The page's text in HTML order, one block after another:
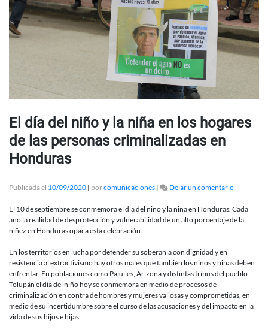
El día del niño y la niña en los hogares
de las personas criminalizadas en
Honduras
Publicada el 10/09/2020 | porcomunicaciones | Dejar un comentarioen
día
del
niña
en
hogares
de
El 10 de septiembre se conmemora el día del niño y la niña en Honduras. Cada
año la realidad de desprotección y vulnerabilidad de un alto porcentaje de la
niñez en Honduras opaca esta celebración.
En los territorios en lucha por defender su soberanía con dignidad y en
resistencia al extractivismo hay otros males que también los niños y niñas deben
enfrentar. En poblaciones como Pajuiles, Arizona y distintas tribus del pueblo
Tolupán el día del niño hoy se conmemora en medio de procesos de
criminalización en contra de hombres y mujeres valiosas y comprometidas, en
medio de su incertidumbre sobre el curso de las acusaciones y del impacto en la
vida de sus hijos e hijas.